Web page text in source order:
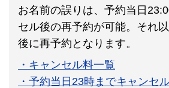
お名前の誤りは、予約当日
セル後の再予約が可能。それ
後に再予約となります。
・キャンセル料一覧
・予約当日23時までキャンセ